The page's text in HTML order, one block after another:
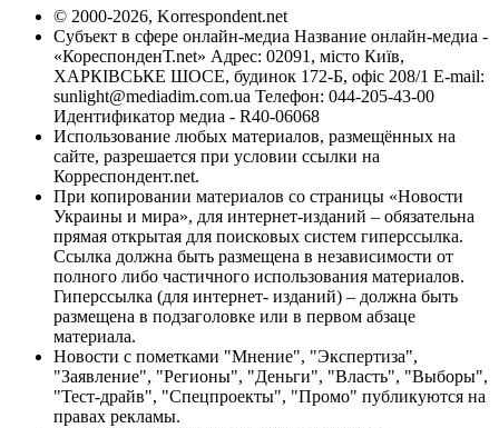
© 2000-2026, Korrespondent.net
Субъект в сфере онлайн-медиа Название онлайн-медиа -
«КореспонденТ.net» Адрес: 02091, місто Київ,
ХАРКІВСЬКЕ ШОСЕ, будинок 172-Б, офіс 208/1 E-mail:
sunlight@mediadim.com.ua Телефон: 044-205-43-00
Идентификатор медиа - R40-06068
Использование любых материалов, размещённых на
сайте, разрешается при условии ссылки на
Корреспондент.net.
При копировании материалов со страницы «Новости
Украины и мира», для интернет-изданий – обязательна
прямая открытая для поисковых систем гиперссылка.
Ссылка должна быть размещена в независимости от
полного либо частичного использования материалов.
Гиперссылка (для интернет- изданий) – должна быть
размещена в подзаголовке или в первом абзаце
материала.
Новости с пометками "Мнение", "Экспертиза",
"Заявление", "Регионы", "Деньги", "Власть", "Выборы",
"Тест-драйв", "Спецпроекты", "Промо" публикуются на
правах рекламы.